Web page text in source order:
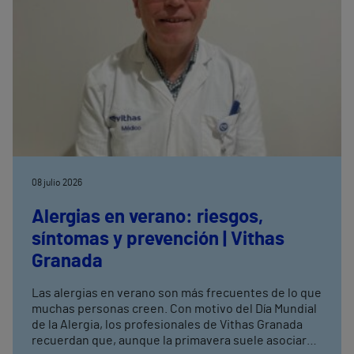
08 julio 2026
Alergias en verano: riesgos,
síntomas y prevención | Vithas
Granada
Las alergias en verano son más frecuentes de lo que
muchas personas creen. Con motivo del Día Mundial
de la Alergia, los profesionales de Vithas Granada
recuerdan que, aunque la primavera suele asociarse